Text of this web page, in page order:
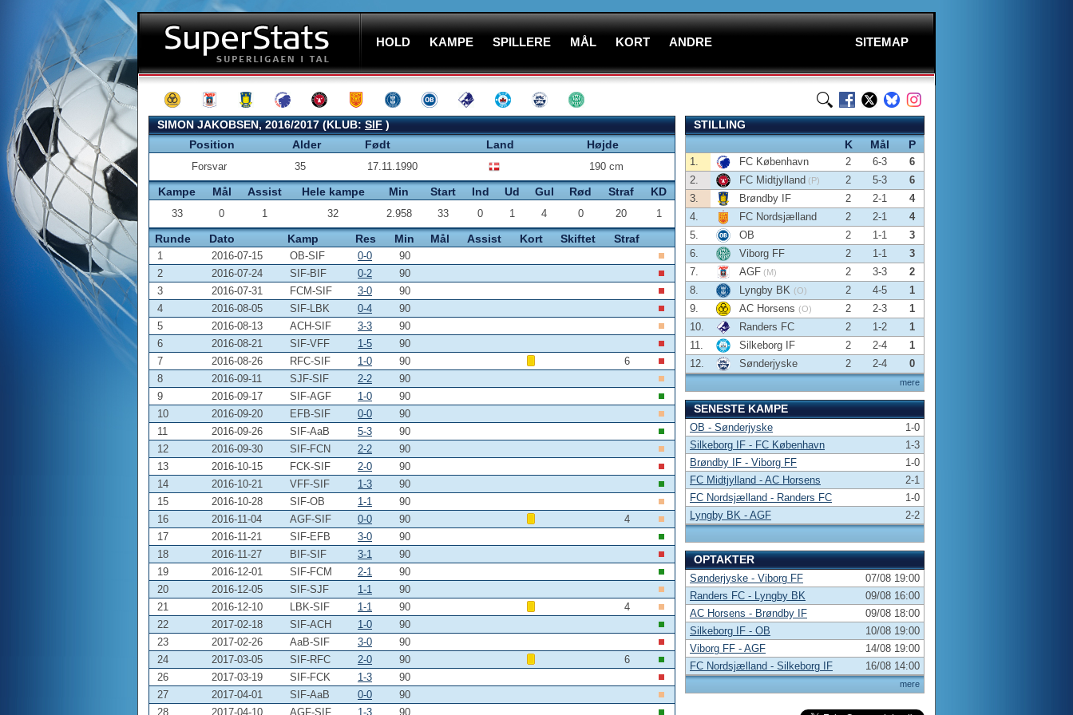
HOLD KAMPE SPILLERE MÅL KORT ANDRE SITEMAP
SIMON JAKOBSEN, 2016/2017 (KLUB:SIF)
Position
Alder Født Land Højde
Forsvar 35 17.11.1990 190 cm
Kampe Mål Assist Hele kampe Min Start Ind Ud Gul Rød Straf KD
33 0 1 32 2.958 33 0 1 4 0 20 1
Runde Dato Kamp Res Min Mål Assist Kort Skiftet Straf
1 2016-07-15 OB-SIF 0-0
90
2
2016-07-24 SIF-BIF 0-2
90
3
2016-07-31 FCM-SIF 3-0
90
4
2016-08-05 SIF-LBK 0-4
90
5
2016-08-13 ACH-SIF 3-3
90
6
2016-08-21 SIF-VFF 1-5
90
7
2016-08-26 RFC-SIF 1-0 90
6
8
2016-09-11 SJF-SIF 2-2
90
9
2016-09-17 SIF-AGF 1-0
90
10
2016-09-20 EFB-SIF 0-0
90
11
2016-09-26 SIF-AaB 5-3
90
12
2016-09-30 SIF-FCN 2-2
90
13
2016-10-15 FCK-SIF 2-0
90
14
2016-10-21 VFF-SIF 1-3
90
15
2016-10-28 SIF-OB 1-1
90
16
2016-11-04 AGF-SIF 0-0 90
4
17
2016-11-21 SIF-EFB 3-0
90
18
2016-11-27 BIF-SIF 3-1
90
19
2016-12-01 SIF-FCM 2-1
90
20
2016-12-05 SIF-SJF 1-1
90
21
2016-12-10 LBK-SIF 1-1 90
4
22
2017-02-18 SIF-ACH 1-0
90
23
2017-02-26 AaB-SIF 3-0
90
24
2017-03-05 SIF-RFC 2-0 90
6
26
2017-03-19 SIF-FCK 1-3
90
27
2017-04-01 SIF-AaB 0-0
90
28
2017-04-10 AGF-SIF 1-3 90
STILLING
K
Mål P
mere
1. FC København 2 6-3
6
2.
FC Midtjylland (P) 2 5-3
6
3.
Brøndby IF 2 2-1
4
4.
FC Nordsjælland 2 2-1
4
5.
OB 2 1-1
3
6.
Viborg FF 2 1-1
3
7.
AGF (M) 2 3-3
2
8.
Lyngby BK (O) 2 4-5
1
9.
AC Horsens (O) 2 2-3
1
10.
Randers FC 2 1-2
1
11.
Silkeborg IF 2 2-4
1
12.
Sønderjyske 2 2-4 0
SENESTE KAMPE
OB - Sønderjyske
1-0
Silkeborg IF - FC København
1-3
Brøndby IF - Viborg FF
1-0
FC Midtjylland - AC Horsens
2-1
FC Nordsjælland - Randers FC
1-0
Lyngby BK - AGF
2-2
OPTAKTER
mere
Sønderjyske - Viborg FF
07/08 19:00
Randers FC - Lyngby BK
09/08 16:00
AC Horsens - Brøndby IF
09/08 18:00
Silkeborg IF - OB
10/08 19:00
Viborg FF - AGF
14/08 19:00
FC Nordsjælland - Silkeborg IF
16/08 14:00